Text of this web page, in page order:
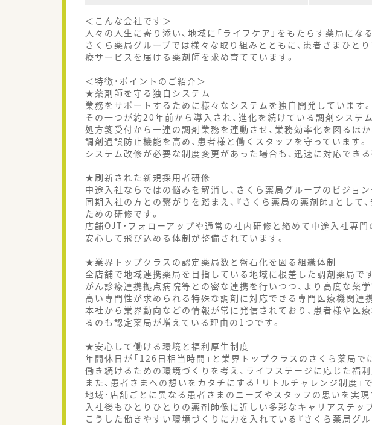
＜こんな会社です＞
人々の人生に寄り添い、地域に「ライフケア」をもたらす薬局になる
さくら薬局グループでは様々な取り組みとともに、患者さまひと
療サービスを届ける薬剤師を求め育てています。
＜特徴・ポイントのご紹介＞
★薬剤師を守る独自システム
業務をサポートするために様々なシステムを独自開発しています。
その一つが約20年前から導入され、進化を続けている調剤システム
処方箋受付から一連の調剤業務を連動させ、業務効率化を図るほか
調剤過誤防止機能を高め、患者様と働くスタッフを守っています。
システム改修が必要な制度変更があった場合も、迅速に対応でき
★刷新された新規採用者研修
中途入社ならではの悩みを解消し、さくら薬局グループのビジョ
同期入社の方との繋がりを踏まえ、『さくら薬局の薬剤師』として
ための研修です。
店舗OJT・フォローアップや通常の社内研修と絡めて中途入社専門
安心して飛び込める体制が整備されています。
★業界トップクラスの認定薬局数と盤石化を図る組織体制
全店舗で地域連携薬局を目指している地域に根差した調剤薬局です
がん診療連携拠点病院等との密な連携を行いつつ、より高度な薬学
高い専門性が求められる特殊な調剤に対応できる専門医療機関連
本社から業界動向などの情報が常に発信されており、患者様や医
るのも認定薬局が増えている理由の1つです。
★安心して働ける環境と福利厚生制度
年間休日が「126日相当時間」と業界トップクラスのさくら薬局で
働き続けるための環境づくりを考え、ライフステージに応じた福
また、患者さまへの想いをカタチにする「リトルチャレンジ制度」で
地域・店舗ごとに異なる患者さまのニーズやスタッフの思いを実現
入社後もひとりひとりの薬剤師像に近しい多彩なキャリアステッ
こうした働きやすい環境づくりに力を入れている『さくら薬局グ